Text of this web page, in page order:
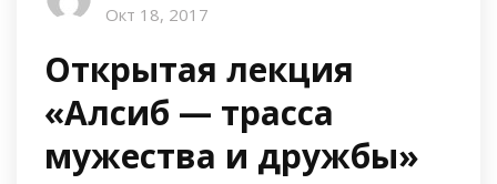
Окт 18, 2017
Открытая лекция
«Алсиб — трасса
мужества и дружбы»